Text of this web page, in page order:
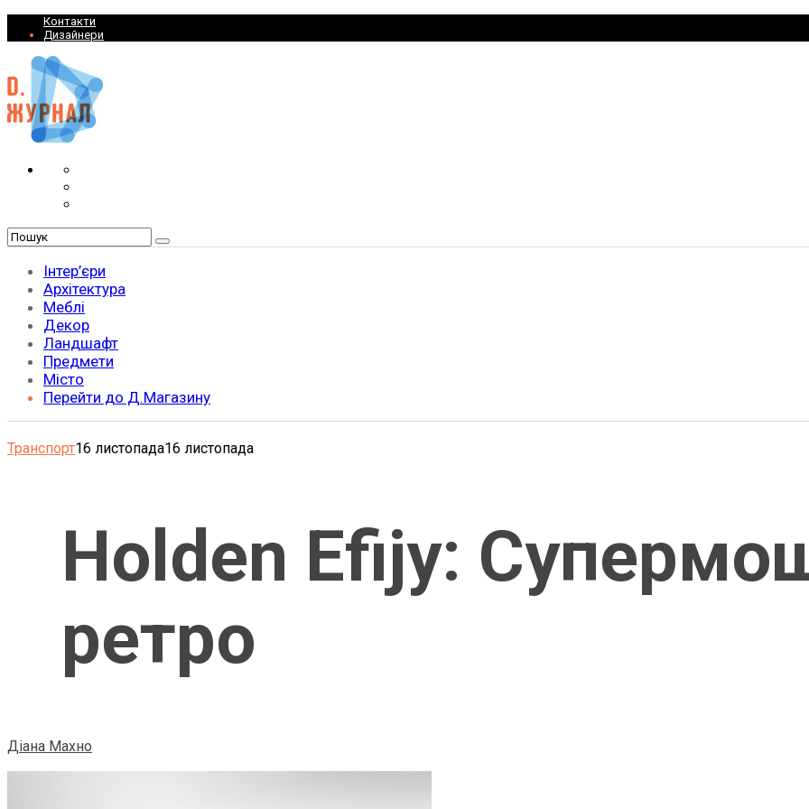
Контакти
Дизайнери
Інтер’єри
Архітектура
Меблі
Декор
Ландшафт
Предмети
Місто
Перейти до Д.Магазину
Транспорт16 листопада16 листопада
Holden Efijy:
ретро
Діана Махно